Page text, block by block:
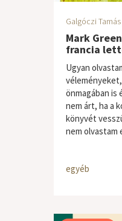
Galgóczi Tamás
Mark
francia
Ugyan
önmagában is
nem árt, ha a
könyvét
nem olvastam
egyéb